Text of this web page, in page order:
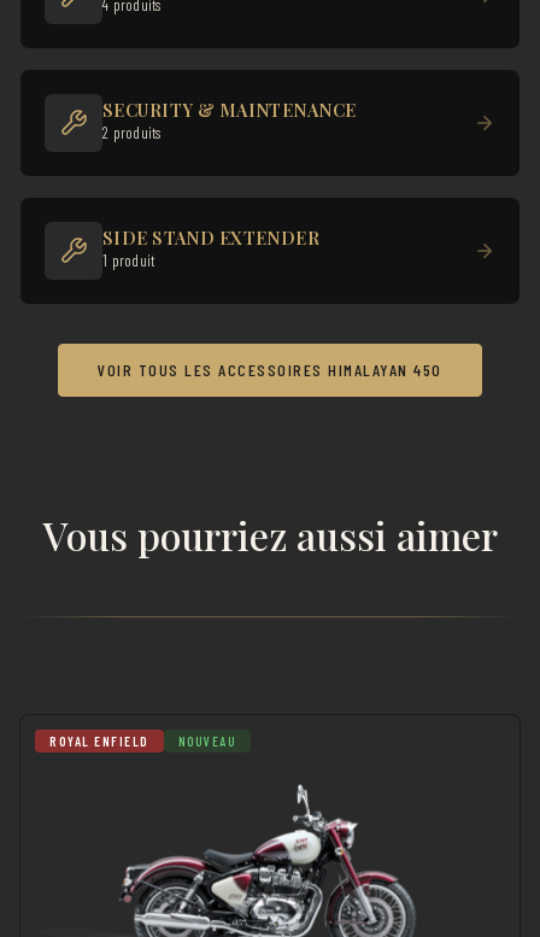
4 produits
SECURITY & MAINTENANCE
2 produits
SIDE STAND EXTENDER
1 produit
VOIR TOUS LES ACCESSOIRES HIMALAYAN 450
Vous pourriez aussi aimer
ROYAL ENFIELD NOUVEAU